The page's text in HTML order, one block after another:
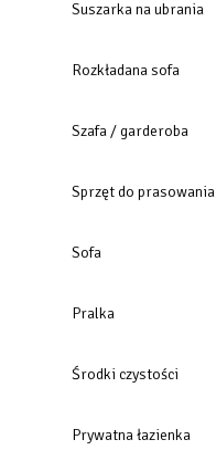
Suszarka na ubrania
Rozkładana sofa
Szafa / garderoba
Sprzęt do prasowania
Sofa
Pralka
Środki czystości
Prywatna łazienka